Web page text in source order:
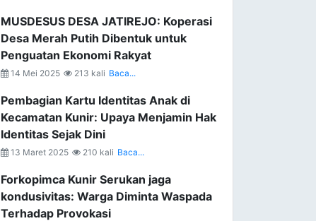
MUSDESUS DESA JATIREJO: Koperasi
Desa Merah Putih Dibentuk untuk
Penguatan Ekonomi Rakyat
14 Mei 2025 213 kali Baca...
Pembagian Kartu Identitas Anak di
Kecamatan Kunir: Upaya Menjamin Hak
Identitas Sejak Dini
13 Maret 2025 210 kali Baca...
Forkopimca Kunir Serukan jaga
kondusivitas: Warga Diminta Waspada
Terhadap Provokasi